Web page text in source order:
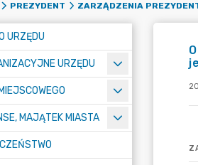
PREZYDENT ZARZĄDZENIA
URZĘDU
URZĘDU
MAJĄTEK MIASTA